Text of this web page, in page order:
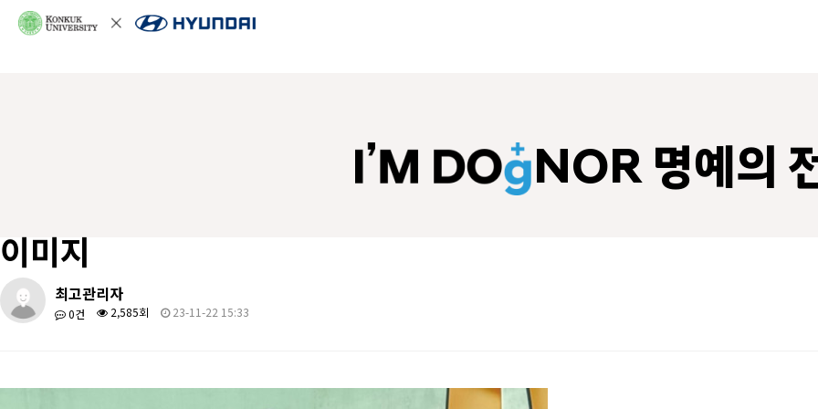
NOR 명예의
이미지
최고관리자
0건 2,585회 23-11-22 15:33